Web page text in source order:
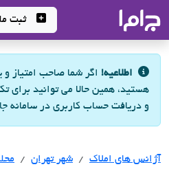
- سامانه جامعثبت
اطلاعیه! اگر شما صاحب امتیاز و
هستید، همین حالا می توانید برای
و دریافت حساب کاربری در سامانه
آژانس های املاک آژانس های املاک
شهر تهران